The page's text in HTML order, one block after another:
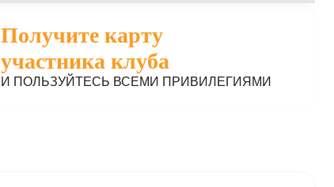
Получите карту
участника клуба
И ПОЛЬЗУЙТЕСЬ ВСЕМИ ПРИВИЛЕГИЯМИ